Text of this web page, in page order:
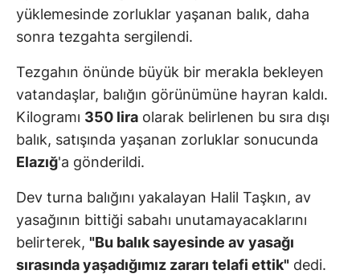
yüklemesinde zorluklar yaşanan balık, daha
sonra tezgahta sergilendi.
Tezgahın önünde büyük bir merakla bekleyen
vatandaşlar, balığın görünümüne hayran kaldı.
Kilogramı 350 lira olarak belirlenen bu sıra dışı
balık, satışında yaşanan zorluklar sonucunda
Elazığ'a gönderildi.
Dev turna balığını yakalayan Halil Taşkın, av
yasağının bittiği sabahı unutamayacaklarını
belirterek, "Bu balık sayesinde av yasağı
sırasında yaşadığımız zararı telafi ettik" dedi.